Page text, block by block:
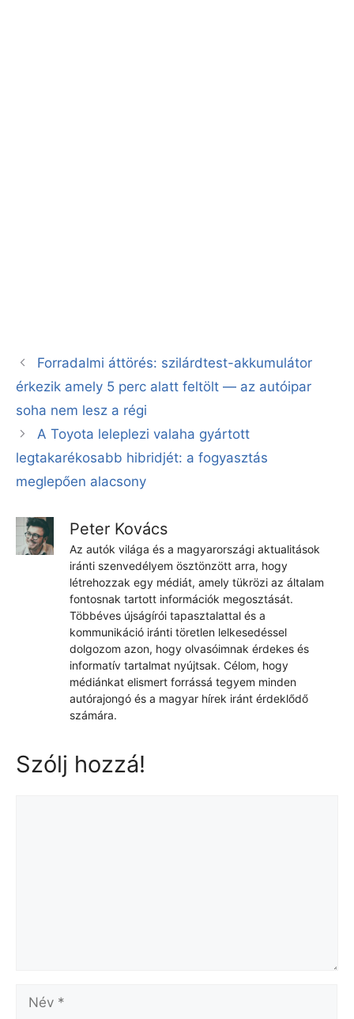
Forradalmi áttörés: szilárdtest-akkumulátor
érkezik amely 5 perc alatt feltölt — az autóipar
soha nem lesz a régi
A Toyota leleplezi valaha gyártott
legtakarékosabb hibridjét: a fogyasztás
meglepően alacsony
Peter Kovács
Az autók világa és a magyarországi aktualitások
iránti szenvedélyem ösztönzött arra, hogy
létrehozzak egy médiát, amely tükrözi az általam
fontosnak tartott információk megosztását.
Többéves újságírói tapasztalattal és a
kommunikáció iránti töretlen lelkesedéssel
dolgozom azon, hogy olvasóimnak érdekes és
informatív tartalmat nyújtsak. Célom, hogy
médiánkat elismert forrássá tegyem minden
autórajongó és a magyar hírek iránt érdeklődő
számára.
Szólj hozzá!